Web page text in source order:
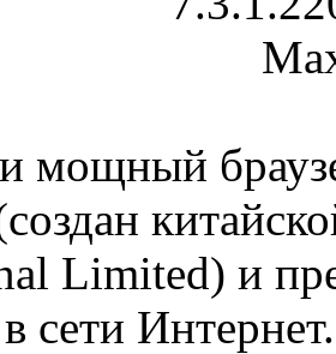
мощный
Limited) и
сети